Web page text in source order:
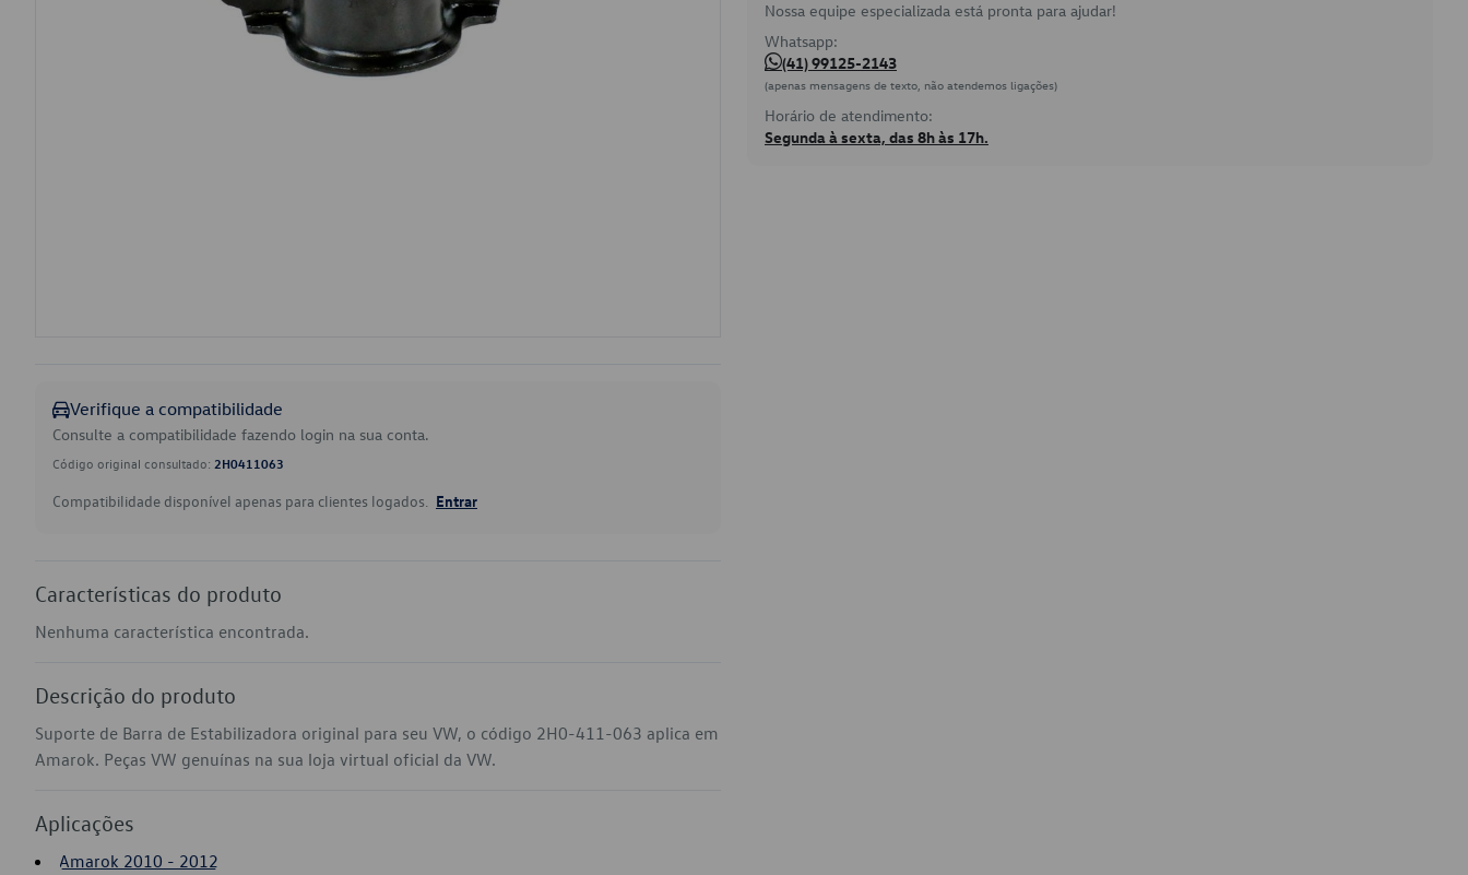
Verifique a compatibilidade
Consulte a compatibilidade fazendo login na sua conta.
Código original consultado: 2H0411063
Compatibilidade disponível apenas para clientes logados. Entrar
Características do produto
Nenhuma característica encontrada.
Descrição do produto
Suporte de Barra de Estabilizadora original para seu VW, o código 2H0-411-063 aplica em
Amarok. Peças VW genuínas na sua loja virtual oficial da VW.
Aplicações
Amarok 2010 - 2012
Nossa equipe especializada está pronta para ajudar!
Whatsapp:
(41) 99125-2143
(apenas mensagens de texto, não atendemos ligações)
Horário de atendimento:
Segunda à sexta, das 8h às 17h.